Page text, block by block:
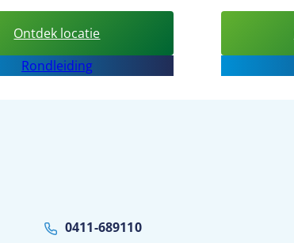
Ontdek locatie:
BSO
Sprankelbos
Rondleiding
0411-689110